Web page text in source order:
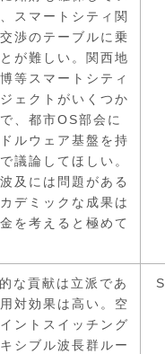
スマートシティ関
渉のテーブルに乗
が難しい。関西地
等スマートシティ
ェクトがいくつか
、都市OS部会に
ルウェア基盤を持
議論してほしい。
及には問題がある
デミックな成果は
を考えると極めて
な貢献は立派であ
対効果は高い。空
ントスイッチング
シブル波長群ルー
S